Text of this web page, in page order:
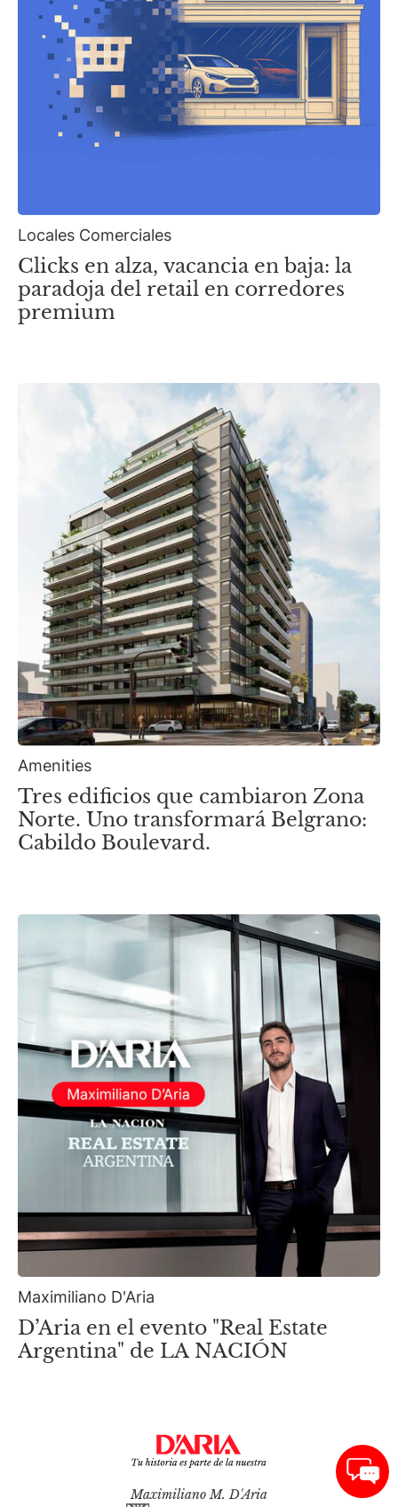
Locales Comerciales
Clicks en alza, vacancia en baja: la
paradoja del retail en corredores
premium
Amenities
Tres edificios que cambiaron Zona
Norte. Uno transformará Belgrano:
Cabildo Boulevard.
Maximiliano D'Aria
D’Aria en el evento "Real Estate
Argentina" de LA NACIÓN
Maximiliano M. D'Aria